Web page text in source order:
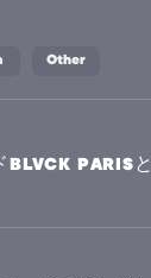
Other
PARIS